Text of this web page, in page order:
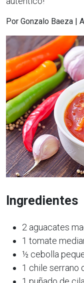
Por Gonzalo Baeza |
Ingredientes
2 aguacates
1 tomate
½ cebolla
1 chile serrano